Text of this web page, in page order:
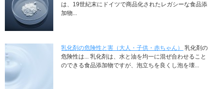
は、19世紀末にドイツで商品化されたレガシーな食品添
加物...
乳化剤の危険性と害（大人・子供・赤ちゃん）
乳化剤の
危険性は... 乳化剤は、水と油を均一に混ぜ合わせること
のできる食品添加物ですが、泡立ちを良くし泡を壊...